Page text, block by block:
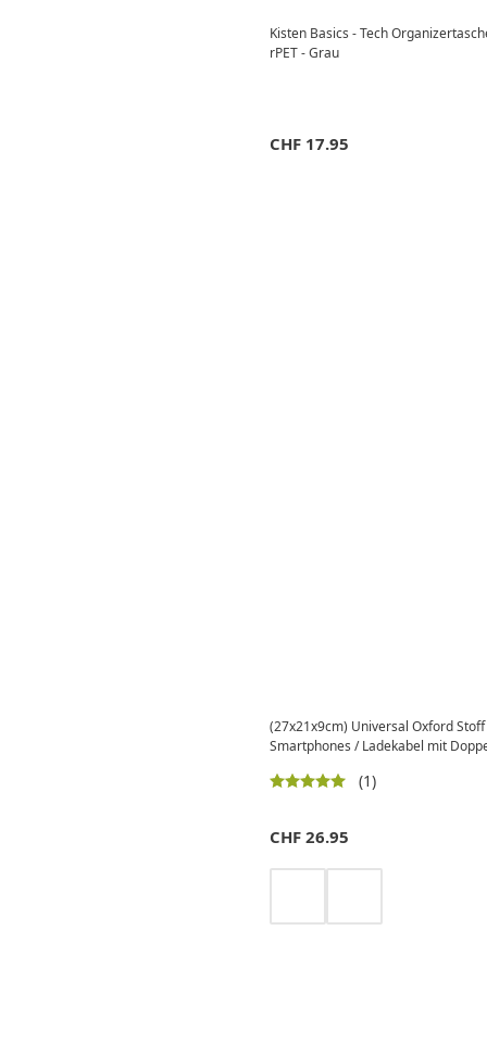
Kisten Basics - Tech
rPET - Grau
CHF 17.95
(27x21x9cm) Universal Oxford
Smartphones / Ladekabel mit
(1)
CHF 26.95